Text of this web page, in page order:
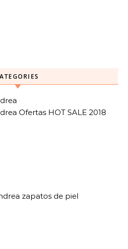
Ofertas HOT SALE 2018
zapatos de piel